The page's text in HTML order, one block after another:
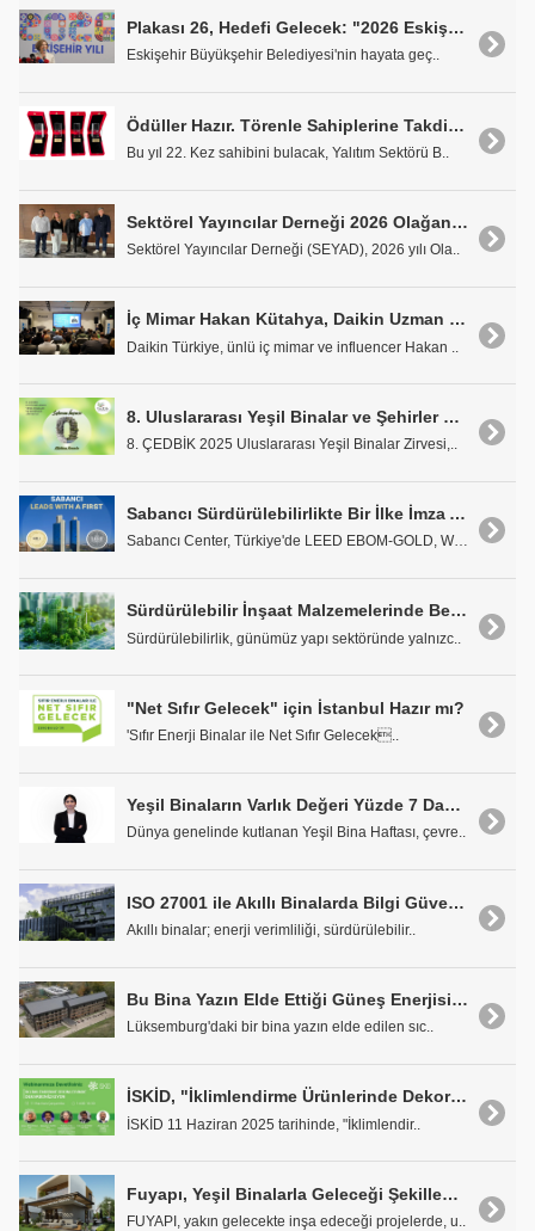
Plakası 26, Hedefi Gelecek: "2026 Eskişehir Yılı"
Eskişehir Büyükşehir Belediyesi'nin hayata geç..
Ödüller Hazır. Törenle Sahiplerine Takdim Edilmeyi Bekliyor
Bu yıl 22. Kez sahibini bulacak, Yalıtım Sektörü B..
Sektörel Yayıncılar Derneği 2026 Olağan Genel Kurulu Gerçekleştirildi
Sektörel Yayıncılar Derneği (SEYAD), 2026 yılı Ola..
İç Mimar Hakan Kütahya, Daikin Uzman Günü'nün Konuğuydu
Daikin Türkiye, ünlü iç mimar ve influencer Hakan ..
8. Uluslararası Yeşil Binalar ve Şehirler Zirvesi 9 Aralık'ta Düzenlenecek
8. ÇEDBİK 2025 Uluslararası Yeşil Binalar Zirvesi,..
Sabancı Sürdürülebilirlikte Bir İlke İmza Atıyor
Sabancı Center, Türkiye'de LEED EBOM-GOLD, WEL..
Sürdürülebilir İnşaat Malzemelerinde Belgelendirme ve Performans Ölçümü
Sürdürülebilirlik, günümüz yapı sektöründe yalnızc..
"Net Sıfır Gelecek" için İstanbul Hazır mı?
'Sıfır Enerji Binalar ile Net Sıfır Gelecek..
Yeşil Binaların Varlık Değeri Yüzde 7 Daha Fazla
Dünya genelinde kutlanan Yeşil Bina Haftası, çevre..
ISO 27001 ile Akıllı Binalarda Bilgi Güvenliğini Sağlamak Mümkün mü?
Akıllı binalar; enerji verimliliği, sürdürülebilir..
Bu Bina Yazın Elde Ettiği Güneş Enerjisini Kışın Isıtmada Kullanıyor
Lüksemburg'daki bir bina yazın elde edilen sıc..
İSKİD, "İklimlendirme Ürünlerinde Dekorbonizasyon" Webinarı Düzenliyor
İSKİD 11 Haziran 2025 tarihinde, "İklimlendir..
Fuyapı, Yeşil Binalarla Geleceği Şekillendiriyor
FUYAPI, yakın gelecekte inşa edeceği projelerde, u..